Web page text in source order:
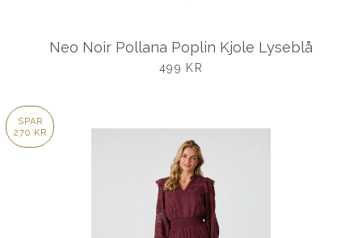
Neo Noir Pollana Poplin Kjole Lyseblå
UDSALGSPRIS
499 KR
SPAR
270 KR